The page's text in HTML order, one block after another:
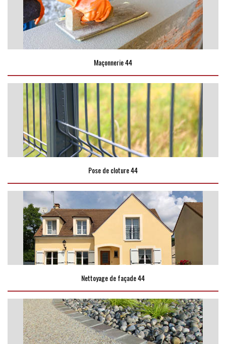
Maçonnerie 44
Pose de cloture 44
Nettoyage de façade 44